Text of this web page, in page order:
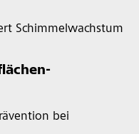
Schimmelwachstum
bei